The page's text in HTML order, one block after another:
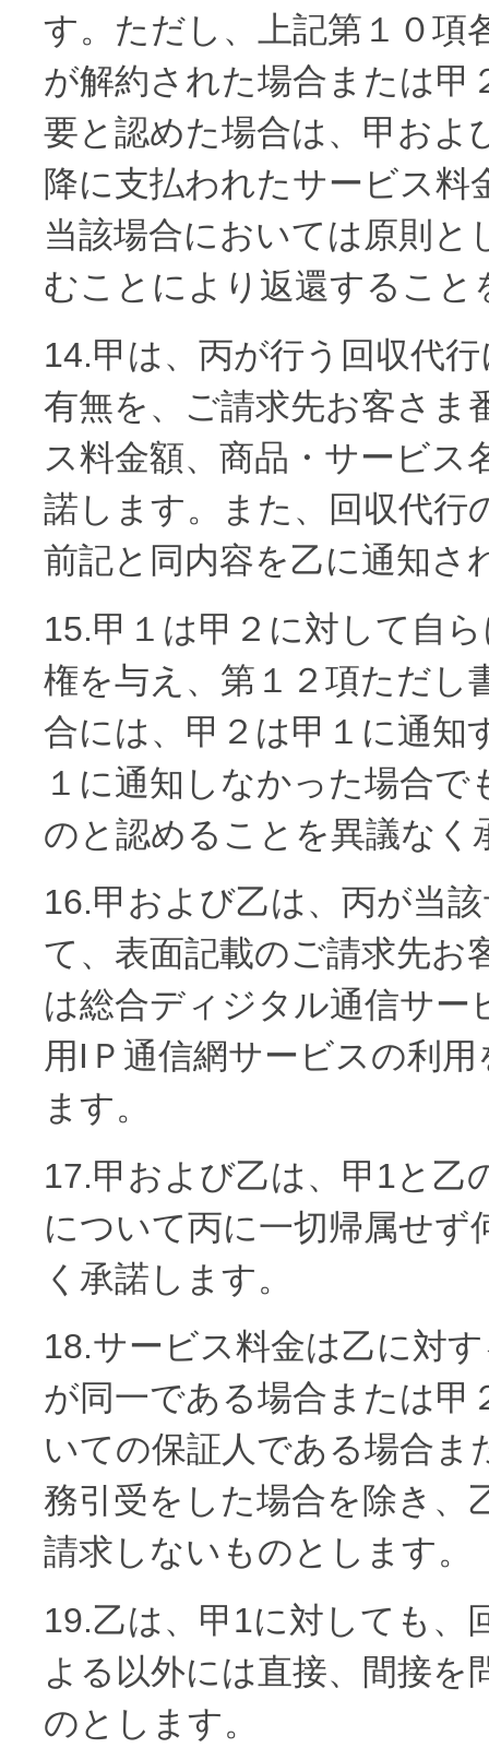
す。ただし、上記第１０項
が解約された場合または甲
要と認めた場合は、甲およ
降に支払われたサービス
当該場合においては原則と
むことにより返還するこ
14.甲は、丙が行う回収代
有無を、ご請求先お客さま
ス料金額、商品・サービス
諾します。また、回収代行
前記と同内容を乙に通知さ
15.甲１は甲２に対して自
権を与え、第１２項ただし
合には、甲２は甲１に通知
１に通知しなかった場合
のと認めることを異議なく
16.甲および乙は、丙が当
て、表面記載のご請求先お
は総合ディジタル通信サー
用IＰ通信網サービスの利
ます。
17.甲および乙は、甲1と乙
について丙に一切帰属せ
く承諾します。
18.サービス料金は乙に対
が同一である場合または甲
いての保証人である場合
務引受をした場合を除き、
請求しないものとします。
19.乙は、甲1に対しても、
よる以外には直接、間接
のとします。